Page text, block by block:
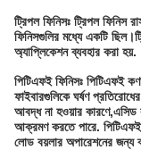
ট্রিপল ফিনিসঃ ট্রিপল ফিনিস
ফিনিসগুলির মধ্যে একটি
অ্যাপ্লিকেশন ব্যবহার করা হয়.
পিটিএফই ফিনিসঃ পিটিএফই
ফাইবারগুলিকে ঘর্ষণ
আবদ্ধ না হওয়ার কারণে,এসিড
আক্রমণ করতে পারে. পিটিএফই
লোড বয়লার অপারেশনের জন্য